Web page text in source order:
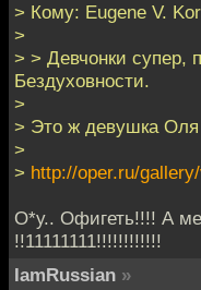
> Кому: Eugene V.
>
> > Девчонки супер,
Бездуховности.
>
> Это ж девушка
>
> http://oper.ru/
О*у.. Офигеть!!!! А
!!11111111!!!!!!!!!!!!
IamRussian »